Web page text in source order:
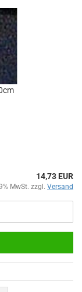
14,73 EUR
MwSt. zzgl. Versand